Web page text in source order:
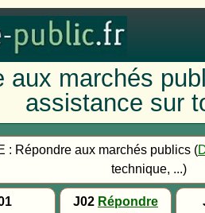
aux marchés
assistance sur
: Répondre aux marchés publics (
technique, ...)
J02 Répondre